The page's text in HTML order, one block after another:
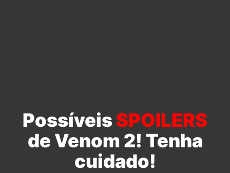
PossíveisSPOILERS
de Venom 2! Tenha
cuidado!